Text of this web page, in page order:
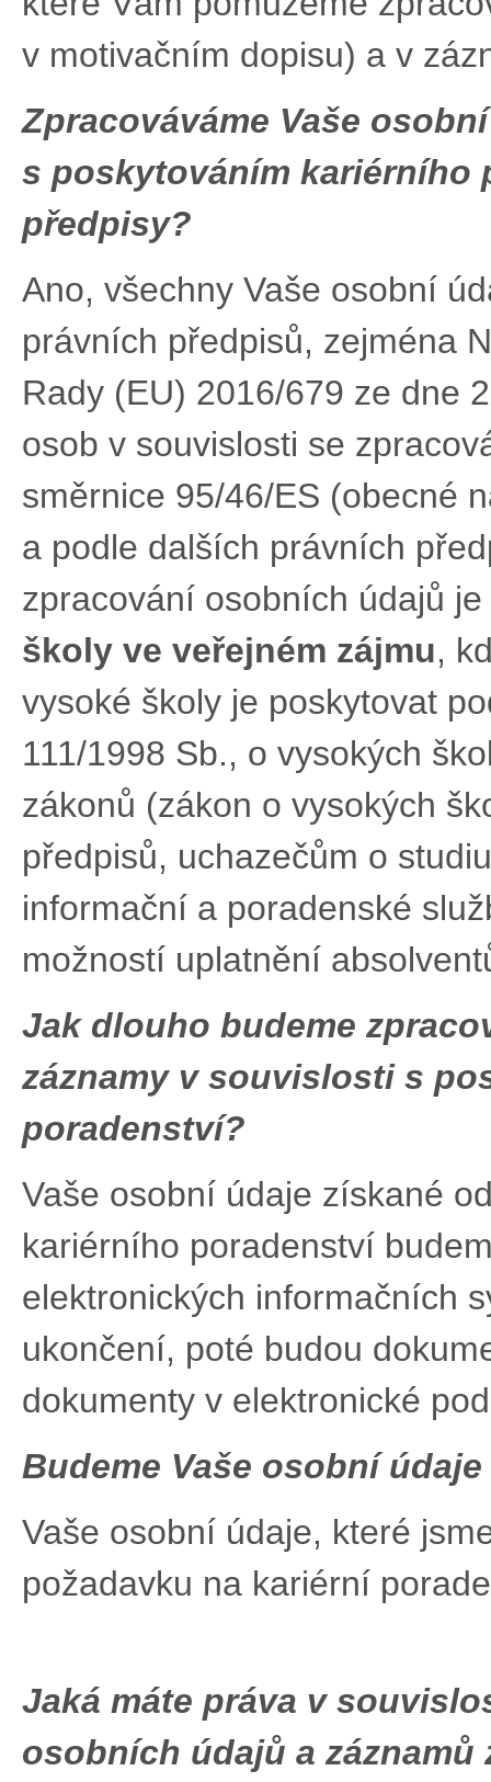
v motivačním dopisu) a v
Zpracováváme Vaše
s poskytováním kariérního
předpisy?
Ano, všechny Vaše osobní
právních předpisů, zejména
Rady (EU) 2016/679 ze dne
osob v souvislosti se
směrnice 95/46/ES (obecné
a podle dalších právních
zpracování osobních údajů je
školy ve veřejném zájmu,
vysoké školy je poskytovat
111/1998 Sb., o vysokých
zákonů (zákon o vysokých
předpisů, uchazečům o
informační a poradenské
možností uplatnění
Jak dlouho budeme
záznamy v souvislosti s
poradenství?
Vaše osobní údaje získané
kariérního poradenství
elektronických informačních
ukončení, poté budou
dokumenty v elektronické
Budeme Vaše osobní
Vaše osobní údaje, které
požadavku na kariérní
Jaká máte práva v
osobních údajů a záznamů